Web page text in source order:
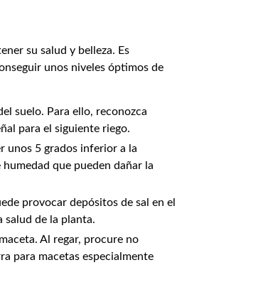
su salud y belleza. Es
unos niveles óptimos de
suelo. Para ello, reconozca
para el siguiente riego.
unos 5 grados inferior a la
que pueden dañar la
provocar depósitos de sal en el
salud de la planta.
Al regar, procure no
para macetas especialmente